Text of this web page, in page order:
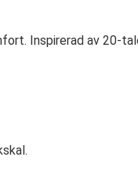
Inspirerad av 20-